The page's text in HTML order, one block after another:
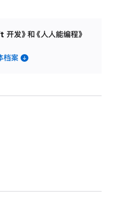
发》和《人人能编程》
档案